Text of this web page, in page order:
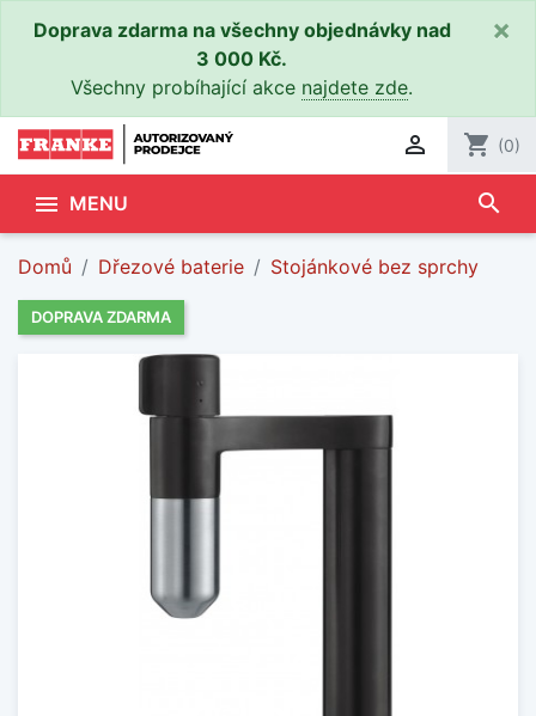
Doprava zdarma na všechny objednávky nad
3 000 Kč.
Všechny probíhající akce najdete zde.
×
 shopping_cart (0)
 MENU search
Domů Dřezové baterie Stojánkové bez sprchy
DOPRAVA ZDARMA